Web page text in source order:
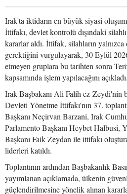
Irak'ta iktidarın en büyük siyasi
İttifakı, devlet kontrolü dışındaki
kararlar aldı. İttifak, silahların
gerektiğini vurgulayarak, 30 Eylül
etmeyen gruplara bu tarihten sonra
kapsamında işlem yapılacağını açıkladı.
Irak Başbakanı Ali Falih ez-Zeydi'nin
Devleti Yönetme İttifakı'nın 37.
Başkanı Neçirvan Barzani, Irak
Parlamento Başkanı Heybet Halbusi,
Başkanı Faik Zeydan ile ittifakı
liderleri katıldı.
Toplantının ardından Başbakanlık
yayımlanan açıklamada, ülkenin
güçlendirilmesine yönelik alınan